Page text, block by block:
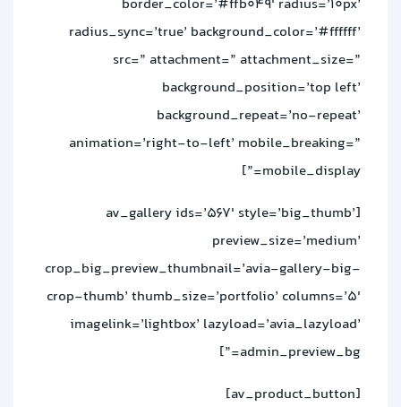
border_color=’#ffb049′ radius=’10px’
radius_sync=’true’ background_color=’#ffffff’
src=” attachment=” attachment_size=”
background_position=’top left’
background_repeat=’no-repeat’
animation=’right-to-left’ mobile_breaking=”
mobile_display=”]
[av_gallery ids=’567′ style=’big_thumb’
preview_size=’medium’
crop_big_preview_thumbnail=’avia-gallery-big-
crop-thumb’ thumb_size=’portfolio’ columns=’5′
imagelink=’lightbox’ lazyload=’avia_lazyload’
admin_preview_bg=”]
[av_product_button]